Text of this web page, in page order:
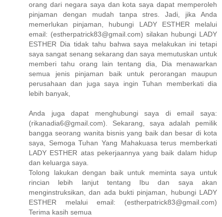
orang dari negara saya dan kota saya dapat memperoleh
pinjaman dengan mudah tanpa stres. Jadi, jika Anda
memerlukan pinjaman, hubungi LADY ESTHER melalui
email: (estherpatrick83@gmail.com) silakan hubungi LADY
ESTHER Dia tidak tahu bahwa saya melakukan ini tetapi
saya sangat senang sekarang dan saya memutuskan untuk
memberi tahu orang lain tentang dia, Dia menawarkan
semua jenis pinjaman baik untuk perorangan maupun
perusahaan dan juga saya ingin Tuhan memberkati dia
lebih banyak,
Anda juga dapat menghubungi saya di email saya:
(rikanadia6@gmail.com). Sekarang, saya adalah pemilik
bangga seorang wanita bisnis yang baik dan besar di kota
saya, Semoga Tuhan Yang Mahakuasa terus memberkati
LADY ESTHER atas pekerjaannya yang baik dalam hidup
dan keluarga saya.
Tolong lakukan dengan baik untuk meminta saya untuk
rincian lebih lanjut tentang Ibu dan saya akan
menginstruksikan, dan ada bukti pinjaman, hubungi LADY
ESTHER melalui email: (estherpatrick83@gmail.com)
Terima kasih semua